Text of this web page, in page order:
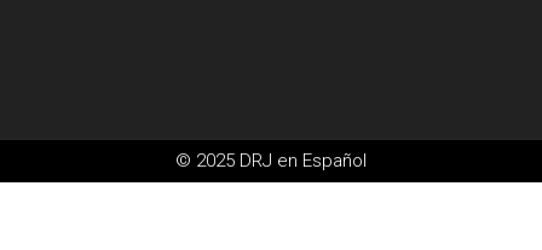
© 2025 DRJ en Español